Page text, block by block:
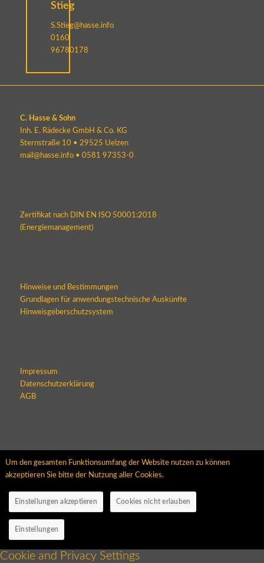
Stieg
S.Stieg@hasse.info
0160
96780178
C. Hasse & Sohn
Inh. E. Rädecke GmbH & Co. KG
Sternstraße 10 • 29525 Uelzen
mail@hasse.info• 0581 97353-0
Zertifikat nach DIN EN ISO 50001:2018
(Energiemanagement)
Hinweise und Bestimmungen
Grundlagen für anwendungstechnische Auskünfte
Hinweisgeberschutzsystem
Impressum
Datenschutzerklärung
AGB
Um den gesamten Funktionsumfang der Website nutzen zu können
akzeptieren Sie bitte der Nutzung aller Cookies.
Einstellungen akzeptieren Cookies nicht erlauben
Einstellungen
Cookie and Privacy Settings